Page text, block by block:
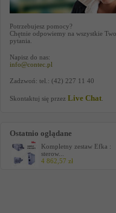
Potrzebujesz pomocy?
Chętnie odpowiemy na wszystkie
pytania.
Napisz do nas:
info@contec.pl
Zadzwoń: tel.: (42) 227 11 40
Skontaktuj się przez Live Chat
Ostatnio oglądane
Kompletny zestaw Efka :
sterow...
4 862,57 zł